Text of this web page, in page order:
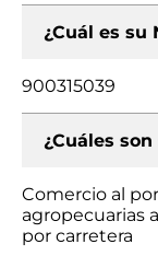
¿Cuál es su
900315039
¿Cuáles
Comercio al
agropecuarias
por carretera